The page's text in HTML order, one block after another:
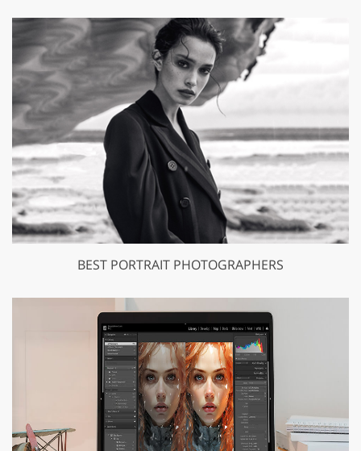
BEST PORTRAIT PHOTOGRAPHERS